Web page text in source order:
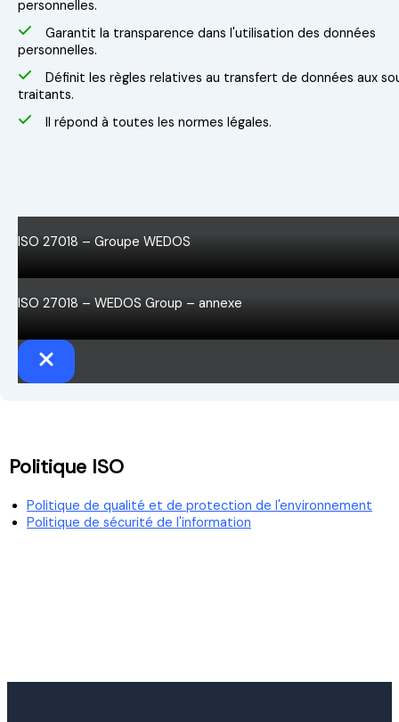
personnelles.
Garantit la transparence dans l'utilisation des données
personnelles.
Définit les règles relatives au transfert de données aux
traitants.
Il répond à toutes les normes légales.
ISO 27018 – Groupe WEDOS
ISO 27018 – WEDOS Group – annexe
Politique ISO
Politique de qualité et de protection de l'environnement
Politique de sécurité de l'information